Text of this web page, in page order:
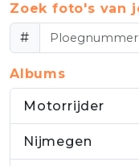
Zoek foto's van
#
Albums
Motorrijder
Nijmegen